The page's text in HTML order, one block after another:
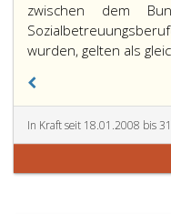
zwischen dem
wurden, gelten als
In Kraft seit 18.01.2008 bis